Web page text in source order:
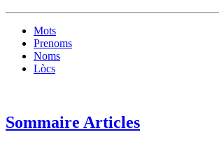
Mots
Prenoms
Noms
Lòcs
Sommaire Articles